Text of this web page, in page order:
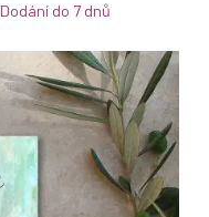
Dodání do 7 dnů